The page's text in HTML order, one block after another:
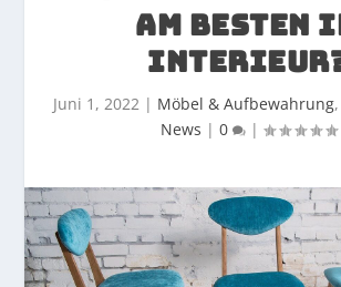
AM BESTEN
Juni 1, 2022 | Möbel & Aufbewahrung,
News | 0 |